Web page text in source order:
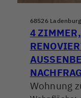
68526 Ladenburg
4
Wohnung